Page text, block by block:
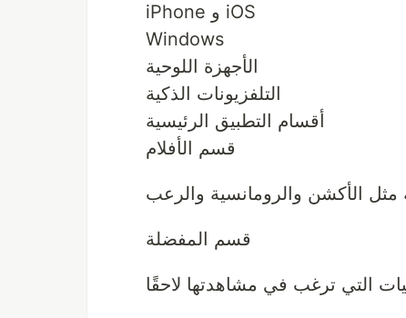
iPhone و iOS
Windows
الأجهزة اللوحية
التلفزيونات الذكية
أقسام التطبيق الرئيسية
قسم الأفلام
قسم المفضلة